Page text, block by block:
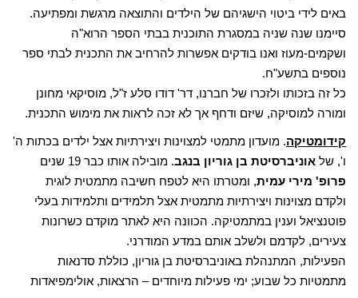
באים לידי ביטוי הישגיהם של הילדים והתוצאה מרגשת ומפתיעה.
סיימנו שנה שניה במסגרת התוכנית בבתי הספר הרוא"ה
ושקמים-מעוז ואנו בודקים אפשרות להרחיב את התכנית לבתי ספר
נוספים בתשע"ח.
כל זה בזכותו ולזכרו של חברנו, דר' דודו סלע ז"ל, מוסיקאי מחונן
ומורה למוסיקה, שיזם ודחף אך לא זכה לראות את מימוש התכנית.
קידומטיקה. מועדון מתמטי למצוינות ויצירתיות אצל ילדים בכתות ה'
ו', של אוניברסיטת בן גוריון בנגב. מובילה אותו כבר 19 שנים
פרופ' מירי עמית, ומטרתו היא לטפח חשיבה מתמטית לוגית
ולקדם מצוינות ויצירתיות מתמטית אצל תלמידים ותלמידות בעלי
פוטנציאל וענין במתמטיקה. הכוונה היא לאתר מוקדם כשרונות
צעירים, לקדמם ולשלב אותם במדע המודרני.
הפעילות, המתנהלת באוניברסיטת בן גוריון, כוללת סדנאות
מתמטיות כל שבוע; ימי פעילות מיוחדים – הרצאות, אולימפיאדות